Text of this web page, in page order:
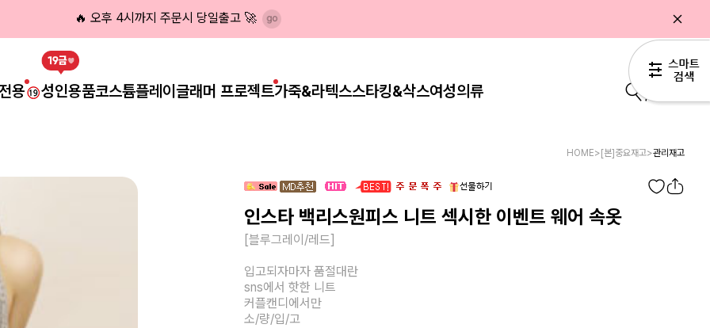
🔥 오후 4시까지 주문시 당일출고 🚀
용 성인용품코스튬플레이 글래머 프로젝트가죽&라텍스스타킹&삭스여성의류
HOME> [본]중요재고>관리재고
인스타 백리스원피스 니트 섹시한 이벤트 웨어 속옷
[블루그레이/레드]
입고되자마자 품절대란
sns에서 핫한 니트
커플캔디에서만
소/량/입/고